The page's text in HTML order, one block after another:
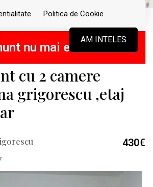
Politica de Cookie
AM INTELES
Cluj-Napoca Grigorescu
nu mai este activ !
cu 2 camere
grigorescu ,etaj
430€